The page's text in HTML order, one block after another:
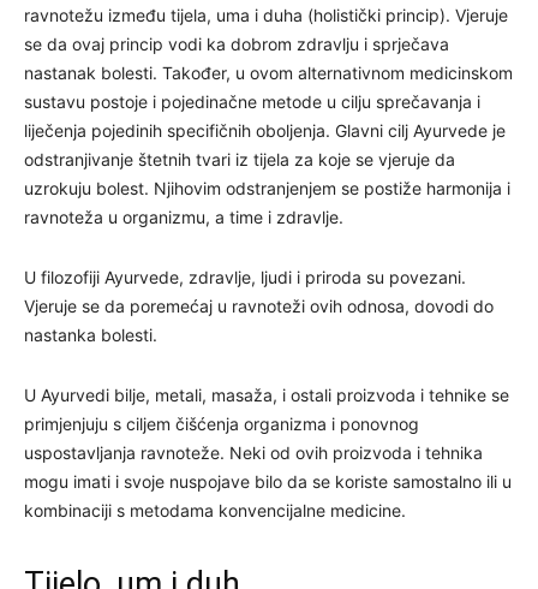
ravnotežu između tijela, uma i duha (holistički princip). Vjeruje
se da ovaj princip vodi ka dobrom zdravlju i sprječava
nastanak bolesti. Također, u ovom alternativnom medicinskom
sustavu postoje i pojedinačne metode u cilju sprečavanja i
liječenja pojedinih specifičnih oboljenja. Glavni cilj Ayurvede je
odstranjivanje štetnih tvari iz tijela za koje se vjeruje da
uzrokuju bolest. Njihovim odstranjenjem se postiže harmonija i
ravnoteža u organizmu, a time i zdravlje.
U filozofiji Ayurvede, zdravlje, ljudi i priroda su povezani.
Vjeruje se da poremećaj u ravnoteži ovih odnosa, dovodi do
nastanka bolesti.
U Ayurvedi bilje, metali, masaža, i ostali proizvoda i tehnike se
primjenjuju s ciljem čišćenja organizma i ponovnog
uspostavljanja ravnoteže. Neki od ovih proizvoda i tehnika
mogu imati i svoje nuspojave bilo da se koriste samostalno ili u
kombinaciji s metodama konvencijalne medicine.